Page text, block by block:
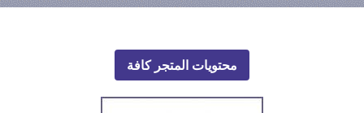
محتويات المتجر كافة